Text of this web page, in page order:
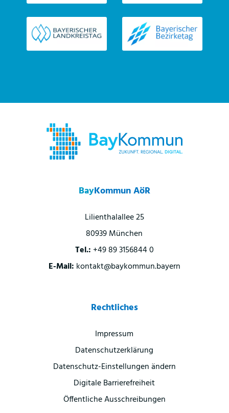
BayKommun AöR
Lilienthalallee 25
80939 München
Tel.: +49 89 3156844 0
E-Mail: kontakt@baykommun.bayern
Rechtliches
Impressum
Datenschutzerklärung
Datenschutz-Einstellungen ändern
Digitale Barrierefreiheit
Öffentliche Ausschreibungen